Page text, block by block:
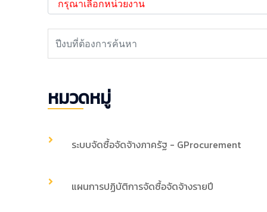
หมวดหมู่
ระบบจัดซื้อจัดจ้างภาครัฐ - GProcurement
แผนการปฏิบัติการจัดซื้อจัดจ้างรายปี